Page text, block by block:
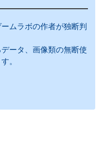
ムラボの作者が独断判
ータ、画像類の無断使
。